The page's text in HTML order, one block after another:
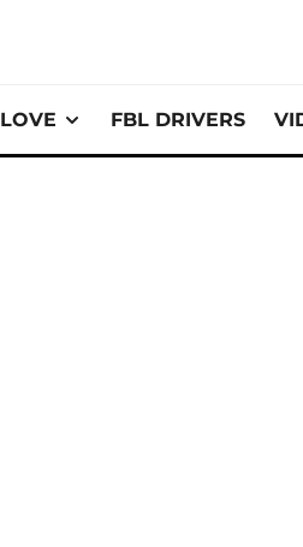
LOVE FBL DRIVERS